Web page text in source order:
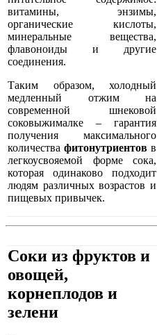
витамины, энзимы,
органические кислоты,
минеральные вещества,
флавоноиды и другие
соединения.
Таким образом, холодный
медленный отжим на
современной шнековой
соковыжималке – гарантия
получения максимального
количества фитонутриентов в
легкоусвояемой форме сока,
которая одинаково подходит
людям различных возрастов и
пищевых привычек.
Соки из фруктов и
овощей,
корнеплодов и
зелени